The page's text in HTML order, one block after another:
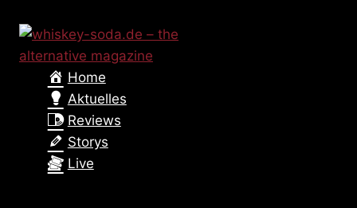
Inhalt
springen
Home
Aktuelles
Reviews
Storys
Live